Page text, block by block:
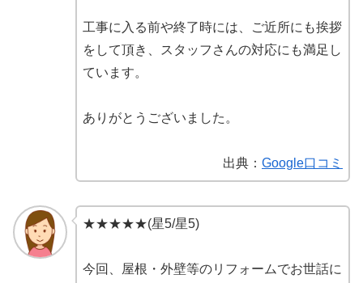
工事に入る前や終了時には、ご近所にも挨拶
をして頂き、スタッフさんの対応にも満足し
ています。
ありがとうございました。
出典： Google口コミ
★★★★★(星5/星5)
今回、屋根・外壁等のリフォームでお世話に